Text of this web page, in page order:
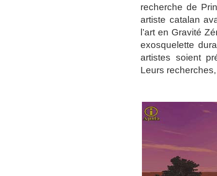
recherche de
artiste catalan
l’art en Gravité
exosquelette
artistes soient
Leurs